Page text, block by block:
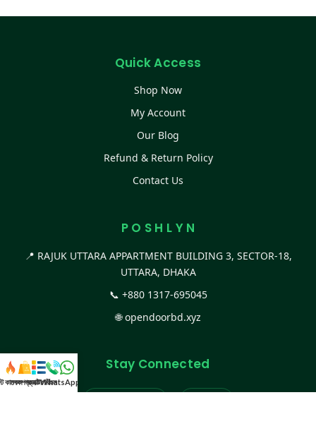
Quick Access
Shop Now
My Account
Our Blog
Refund & Return Policy
Contact Us
P O S H L Y N
📍 RAJUK UTTARA APPARTMENT BUILDING 3, SECTOR-18,
UTTARA, DHAKA
📞 +880 1317-695045
🌐opendoorbd.xyz
Stay Connected
কালেকশন
সকল প্রডাক্টক্যাটাগরিকল
WhatsApp করুন